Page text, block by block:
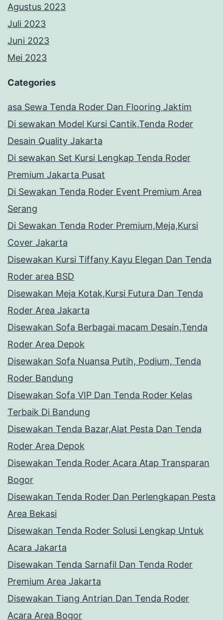
Agustus 2023
Juli 2023
Juni 2023
Mei 2023
Categories
asa Sewa Tenda Roder Dan Flooring Jaktim
Di sewakan Model Kursi Cantik,Tenda Roder
Desain Quality Jakarta
Di sewakan Set Kursi Lengkap Tenda Roder
Premium Jakarta Pusat
Di Sewakan Tenda Roder Event Premium Area
Serang
Di Sewakan Tenda Roder Premium,Meja,Kursi
Cover Jakarta
Disewakan Kursi Tiffany Kayu Elegan Dan Tenda
Roder area BSD
Disewakan Meja Kotak,Kursi Futura Dan Tenda
Roder Area Jakarta
Disewakan Sofa Berbagai macam Desain,Tenda
Roder Area Depok
Disewakan Sofa Nuansa Putih, Podium, Tenda
Roder Bandung
Disewakan Sofa VIP Dan Tenda Roder Kelas
Terbaik Di Bandung
Disewakan Tenda Bazar,Alat Pesta Dan Tenda
Roder Area Depok
Disewakan Tenda Roder Acara Atap Transparan
Bogor
Disewakan Tenda Roder Dan Perlengkapan Pesta
Area Bekasi
Disewakan Tenda Roder Solusi Lengkap Untuk
Acara Jakarta
Disewakan Tenda Sarnafil Dan Tenda Roder
Premium Area Jakarta
Disewakan Tiang Antrian Dan Tenda Roder
Acara Area Bogor